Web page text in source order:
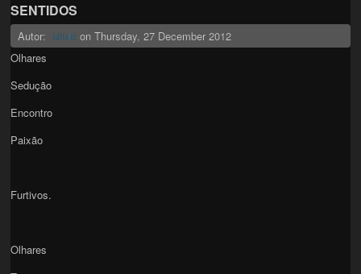
SENTIDOS
Autor: silute onThursday, 27 December 2012
Olhares
Sedução
Encontro
Paixão
Furtivos.
Olhares